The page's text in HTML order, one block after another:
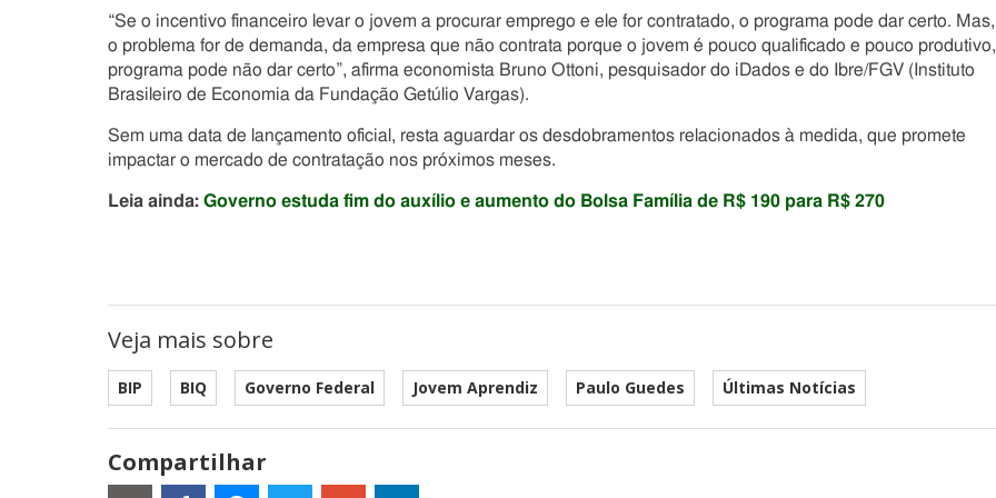
“Se o incentivo financeiro levar o jovem a procurar emprego e ele for contratado, o programa pode dar certo.
o problema for de demanda, da empresa que não contrata porque o jovem é pouco qualificado e pouco
programa pode não dar certo”, afirma economista Bruno Ottoni, pesquisador do iDados e do Ibre/FGV (Instituto
Brasileiro de Economia da Fundação Getúlio Vargas).
Sem uma data de lançamento oficial, resta aguardar os desdobramentos relacionados à medida, que promete
impactar o mercado de contratação nos próximos meses.
Leia ainda: Governo estuda fim do auxílio e aumento do Bolsa Família de R$ 190 para R$ 270
Veja mais sobre
BIP BIQ Governo Federal Jovem Aprendiz Paulo Guedes Últimas Notícias
Compartilhar
Estes